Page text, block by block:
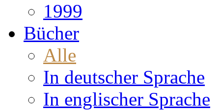
1999
Bücher
Alle
In deutscher Sprache
In englischer Sprache